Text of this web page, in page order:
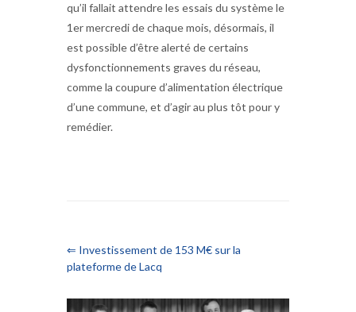
qu’il fallait attendre les essais du système le
1er mercredi de chaque mois, désormais, il
est possible d’être alerté de certains
dysfonctionnements graves du réseau,
comme la coupure d’alimentation électrique
d’une commune, et d’agir au plus tôt pour y
remédier.
⇐ Investissement de 153 M€ sur la
plateforme de Lacq